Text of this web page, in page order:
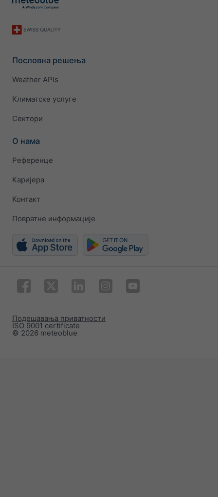
Пословна решења
Weather APIs
Климатске услуге
Сектори
О нама
Референце
Каријера
Контакт
Повратне информације
© 2026 meteoblue
ISO 9001 certificate
Подешавања приватности